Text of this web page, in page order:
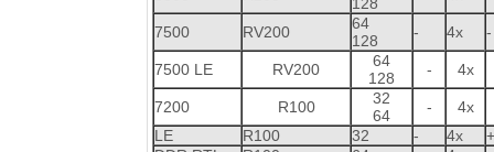
7500 RV200
64
128
- 4x -
7500 LE RV200
64
128
- 4x
7200 R100
32
64
-
4x
LE
R100 32 - 4x
+